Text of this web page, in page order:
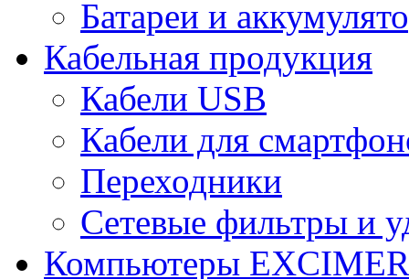
Батареи и
Кабельная продукция
Кабели USB
Кабели для
Переходники
Сетевые фильтры и
Компьютеры